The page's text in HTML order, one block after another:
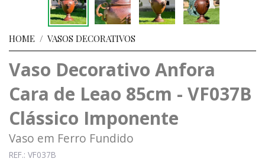
HOME / VASOS DECORATIVOS
Vaso Decorativo Anfora
Cara de Leao 85cm - VF037B
Clássico Imponente
Vaso em Ferro Fundido
REF.: VF037B